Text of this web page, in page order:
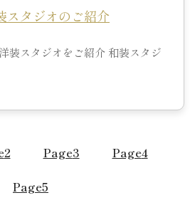
スタジオのご紹介
装スタジオをご紹介 和装スタジ
2 Page3 Page4
Page5